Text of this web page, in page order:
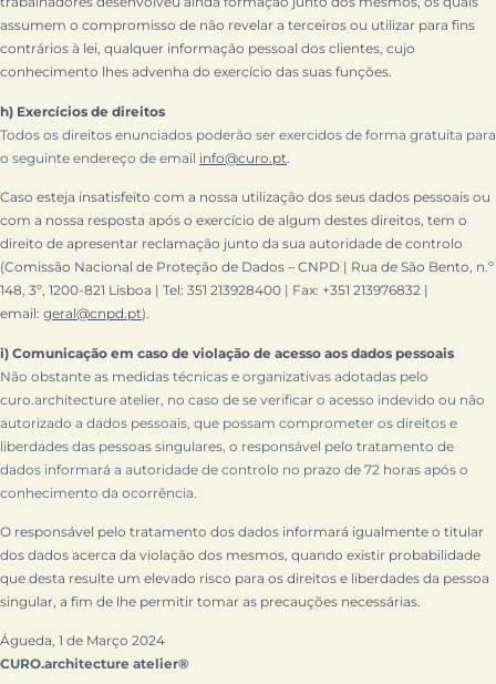
assumem o compromisso de não revelar a terceiros ou utilizar para fins
contrários à lei, qualquer informação pessoal dos clientes, cujo
conhecimento lhes advenha do exercício das suas funções.
h) Exercícios de direitos
Todos os direitos enunciados poderão ser exercidos de forma gratuita para
o seguinte endereço de email info@curo.pt
Caso esteja insatisfeito com a nossa utilização dos seus dados pessoais ou
com a nossa resposta após o exercício de algum destes direitos, tem o
direito de apresentar reclamação junto da sua autoridade de controlo
(Comissão Nacional de Proteção de Dados – CNPD | Rua de São Bento, n.º
148, 3º, 1200-821 Lisboa | Tel: 351 213928400 | Fax: +351 213976832 |
email: geral@cnpd.pt).
i) Comunicação em caso de violação de acesso aos dados pessoais
Não obstante as medidas técnicas e organizativas adotadas pelo
curo.architecture atelier, no caso de se verificar o acesso indevido ou não
autorizado a dados pessoais, que possam comprometer os direitos e
liberdades das pessoas singulares, o responsável pelo tratamento de
dados informará a autoridade de controlo no prazo de 72 horas após o
conhecimento da ocorrência.
O responsável pelo tratamento dos dados informará igualmente o titular
dos dados acerca da violação dos mesmos, quando existir probabilidade
que desta resulte um elevado risco para os direitos e liberdades da pessoa
singular, a fim de lhe permitir tomar as precauções necessárias.
Águeda, 1 de Março 2024
CURO.architecture atelier®